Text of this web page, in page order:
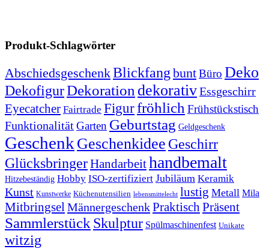
Produkt-Schlagwörter
AbschiedsgeschenkBlickfang buntBüro Deko
DekofigurDekoration dekorativEssgeschirr
Eyecatcher Fairtrade Figurfröhlich Frühstückstisch
FunktionalitätGarten Geburtstag Geldgeschenk
Geschenk Geschenkidee Geschirr
GlücksbringerHandarbeithandbemalt
Hitzebeständig Hobby ISO-zertifiziert Jubiläum Keramik
Kunst Kunstwerke Küchenutensilien lebensmittelecht lustig Metall Mila
MitbringselMännergeschenkPraktischPräsent
Sammlerstück Skulptur Spülmaschinenfest Unikate
witzig